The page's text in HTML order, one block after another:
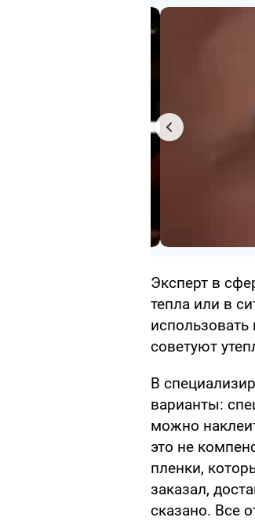
Эксперт в
тепла или в
советуют
В
варианты:
можно
это не
пленки,
заказал,
сказано. Все